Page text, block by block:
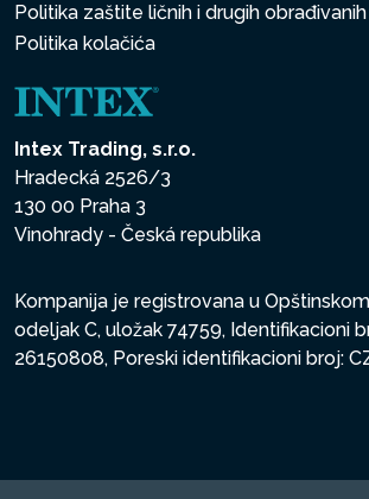
Politika zaštite ličnih i drugih
Politika kolačića
Intex Trading, s.r.o.
Hradecká 2526/3
130 00 Praha 3
Vinohrady - Česká republika
Kompanija je registrovana u
odeljak C, uložak 74759, Identifikacioni
26150808, Poreski identifikacioni broj: